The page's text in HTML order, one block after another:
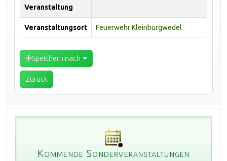
Veranstaltung
Veranstaltungsort Feuerwehr Kleinburgwedel
Speichern nach
Zurück
Kommende Sonderveranstaltungen